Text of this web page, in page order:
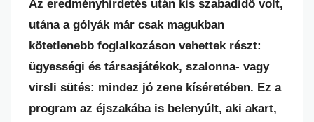
Az eredményhirdetés után kis szabadidő volt,
utána a gólyák már csak magukban
kötetlenebb foglalkozáson vehettek részt:
ügyességi és társasjátékok, szalonna- vagy
virsli sütés: mindez jó zene kíséretében. Ez a
program az éjszakába is belenyúlt, aki akart,